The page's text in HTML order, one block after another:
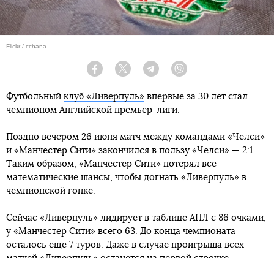
Flickr / cchana
Facebook Twitter Telegram
Футбольный клуб «Ливерпуль» впервые за 30 лет стал
чемпионом Английской премьер-лиги.
Поздно вечером 26 июня матч между командами «Челси»
и «Манчестер Сити» закончился в пользу «Челси» — 2:1.
Таким образом, «Манчестер Сити» потерял все
математические шансы, чтобы догнать «Ливерпуль» в
чемпионской гонке.
Сейчас «Ливерпуль» лидирует в таблице АПЛ с 86 очками,
у «Манчестер Сити» всего 63. До конца чемпионата
осталось еще 7 туров. Даже в случае проигрыша всех